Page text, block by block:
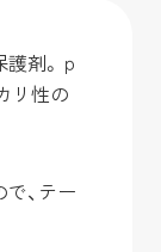
剤。ｐ
リ性の
、テー